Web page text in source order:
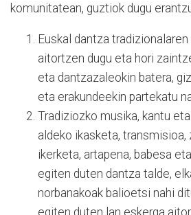
komunitatean, guztiok dugu
Euskal dantza
aitortzen dugu eta hori
eta dantzazaleokin batera,
eta erakundeekin partekatu
Tradiziozko musika, kantu
aldeko ikasketa, transmisioa,
ikerketa, artapena, babesa
egiten duten dantza talde,
norbanakoak balioetsi nahi